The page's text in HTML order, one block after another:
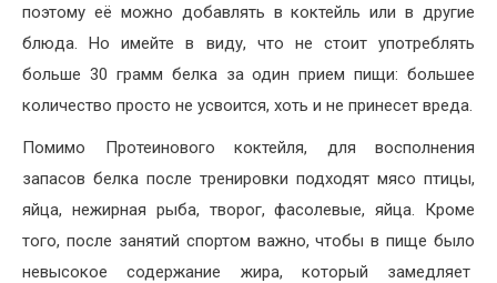
поэтому её можно добавлять в коктейль или в другие
блюда. Но имейте в виду, что не стоит употреблять
больше 30 грамм белка за один прием пищи: большее
количество просто не усвоится, хоть и не принесет вреда.
Помимо Протеинового коктейля, для восполнения
запасов белка после тренировки подходят мясо птицы,
яйца, нежирная рыба, творог, фасолевые, яйца. Кроме
того, после занятий спортом важно, чтобы в пище было
невысокое содержание жира, который замедляет